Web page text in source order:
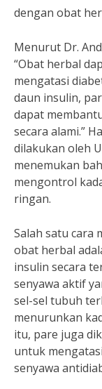
dengan obat
Menurut Dr.
“Obat herbal
mengatasi
daun insulin,
dapat
secara alami.”
dilakukan oleh
menemukan
mengontrol
ringan.
Salah satu cara
obat herbal
insulin secara
senyawa aktif
sel-sel tubuh
menurunkan
itu, pare juga
untuk
senyawa